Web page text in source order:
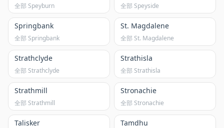
全部 Speyburn 全部 Speyside
Springbank
全部 Springbank
St. Magdalene
全部 St. Magdalene
Strathclyde
全部 Strathclyde
Strathisla
全部 Strathisla
Strathmill
全部 Strathmill
Stronachie
全部 Stronachie
Talisker Tamdhu